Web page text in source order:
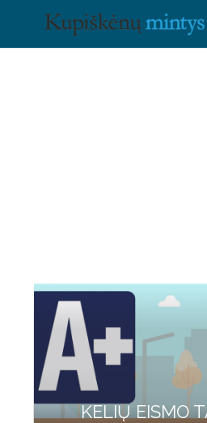
KELIŲ EISMO